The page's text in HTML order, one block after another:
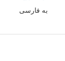
به فارسی